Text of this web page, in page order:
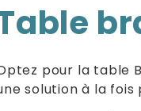
pour la table
solution à la